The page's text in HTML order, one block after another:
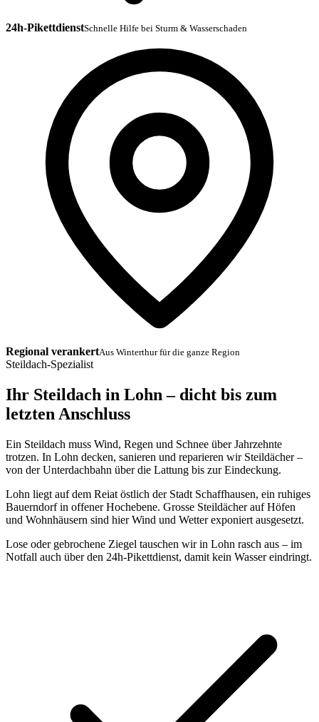
24h-PikettdienstSchnelle Hilfe bei Sturm & Wasserschaden
Regional verankertAus Winterthur für die ganze Region
Steildach-Spezialist
Ihr Steildach in Lohn – dicht bis zum
letzten Anschluss
Ein Steildach muss Wind, Regen und Schnee über Jahrzehnte
trotzen. In Lohn decken, sanieren und reparieren wir Steildächer –
von der Unterdachbahn über die Lattung bis zur Eindeckung.
Lohn liegt auf dem Reiat östlich der Stadt Schaffhausen, ein ruhiges
Bauerndorf in offener Hochebene. Grosse Steildächer auf Höfen
und Wohnhäusern sind hier Wind und Wetter exponiert ausgesetzt.
Lose oder gebrochene Ziegel tauschen wir in Lohn rasch aus – im
Notfall auch über den 24h-Pikettdienst, damit kein Wasser eindringt.